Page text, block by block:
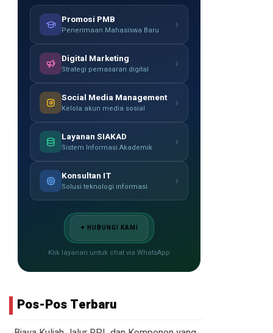
Promosi PMB
Penerimaan Mahasiswa Baru ›
Digital Marketing
Strategi pemasaran digital ›
Social Media Management
Kelola akun media sosial ›
Layanan SIAKAD
Sistem Informasi Akademik ›
Konsultan IT
Solusi teknologi informasi ›
✦ HUBUNGI KAMI
Klik layanan untuk chat via WhatsApp
Pos-Pos Terbaru